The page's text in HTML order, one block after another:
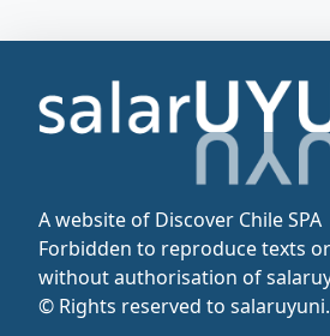
A website of Discover Chile SPA
Forbidden to reproduce texts
without authorisation of
© Rights reserved to